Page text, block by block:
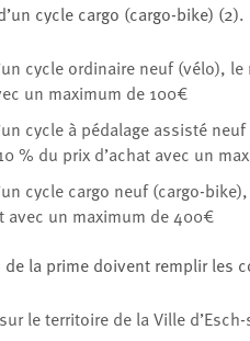
cycle cargo (cargo-bike) (2).
cycle ordinaire neuf (vélo),
un maximum de 100€
cycle à pédalage assisté
% du prix d’achat avec un
cycle cargo neuf (cargo-
avec un maximum de 400€
de la prime doivent remplir les
le territoire de la Ville